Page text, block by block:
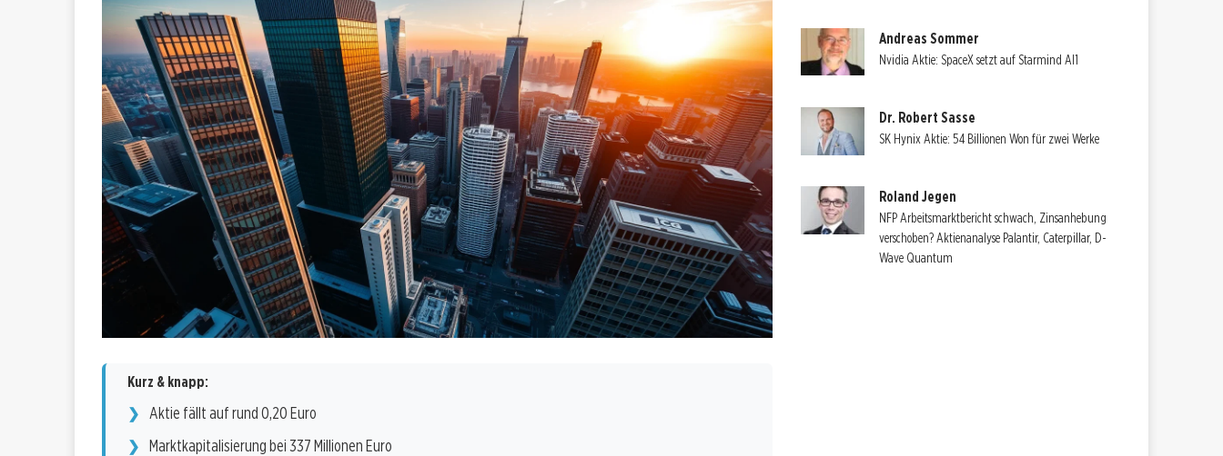
Kurz & knapp:
Aktie fällt auf rund 0,20 Euro
Marktkapitalisierung bei 337 Millionen Euro
Andreas Sommer
Nvidia Aktie: SpaceX setzt auf Starmind AI1
Dr. Robert Sasse
SK Hynix Aktie: 54 Billionen Won für zwei Werke
Roland Jegen
NFP Arbeitsmarktbericht schwach, Zinsanhebung
verschoben? Aktienanalyse Palantir, Caterpillar, D-
Wave Quantum